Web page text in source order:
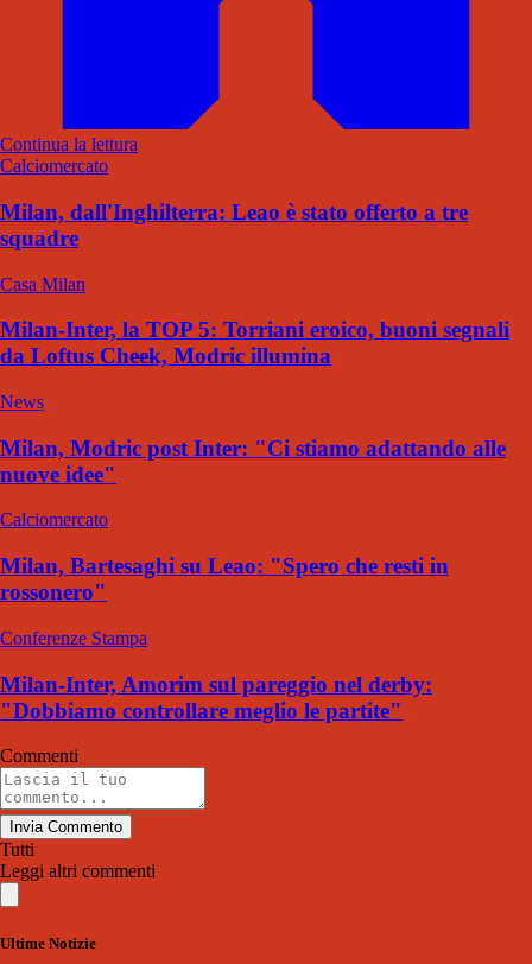
Continua la lettura
Calciomercato
Milan, dall'Inghilterra: Leao è stato offerto a tre
squadre
Casa Milan
Milan-Inter, la TOP 5: Torriani eroico, buoni segnali
da Loftus Cheek, Modric illumina
News
Milan, Modric post Inter: "Ci stiamo adattando alle
nuove idee"
Calciomercato
Milan, Bartesaghi su Leao: "Spero che resti in
rossonero"
Conferenze Stampa
Milan-Inter, Amorim sul pareggio nel derby:
"Dobbiamo controllare meglio le partite"
Commenti
Invia Commento
Tutti
Leggi altri commenti
Ultime Notizie